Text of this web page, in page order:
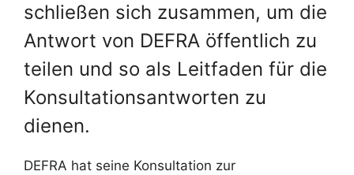
schließen sich zusammen, um die
Antwort von DEFRA öffentlich zu
teilen und so als Leitfaden für die
Konsultationsantworten zu
dienen.
DEFRA hat seine Konsultation zur